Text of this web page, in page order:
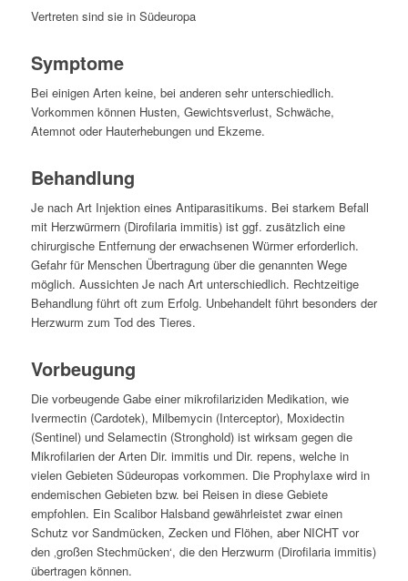
Vertreten sind sie in Südeuropa
Symptome
Bei einigen Arten keine, bei anderen sehr unterschiedlich.
Vorkommen können Husten, Gewichtsverlust, Schwäche,
Atemnot oder Hauterhebungen und Ekzeme.
Behandlung
Je nach Art Injektion eines Antiparasitikums. Bei starkem Befall
mit Herzwürmern (Dirofilaria immitis) ist ggf. zusätzlich eine
chirurgische Entfernung der erwachsenen Würmer erforderlich.
Gefahr für Menschen Übertragung über die genannten Wege
möglich. Aussichten Je nach Art unterschiedlich. Rechtzeitige
Behandlung führt oft zum Erfolg. Unbehandelt führt besonders der
Herzwurm zum Tod des Tieres.
Vorbeugung
Die vorbeugende Gabe einer mikrofilariziden Medikation, wie
Ivermectin (Cardotek), Milbemycin (Interceptor), Moxidectin
(Sentinel) und Selamectin (Stronghold) ist wirksam gegen die
Mikrofilarien der Arten Dir. immitis und Dir. repens, welche in
vielen Gebieten Südeuropas vorkommen. Die Prophylaxe wird in
endemischen Gebieten bzw. bei Reisen in diese Gebiete
empfohlen. Ein Scalibor Halsband gewährleistet zwar einen
Schutz vor Sandmücken, Zecken und Flöhen, aber NICHT vor
den ‚großen Stechmücken‘, die den Herzwurm (Dirofilaria immitis)
übertragen können.